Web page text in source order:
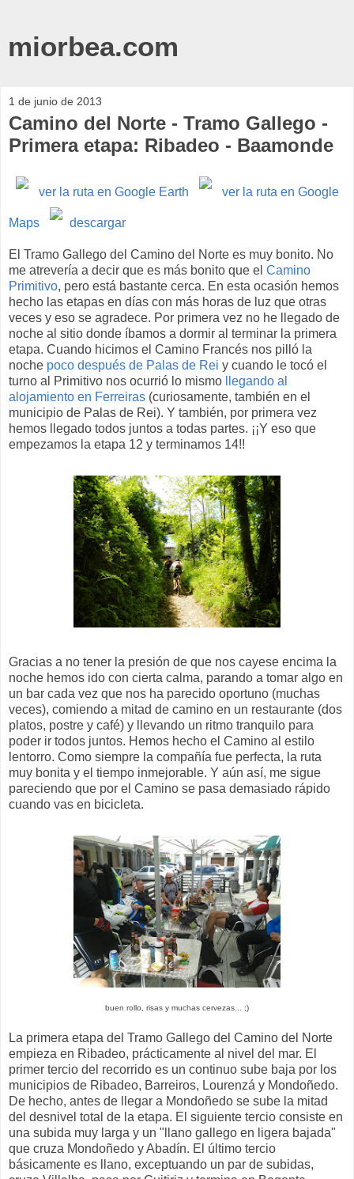
miorbea.com
1 de junio de 2013
Camino del Norte - Tramo Gallego -
Primera etapa: Ribadeo - Baamonde
ver la ruta en Google Earth ver la ruta en Google
Maps descargar
El Tramo Gallego del Camino del Norte es muy bonito. No
me atrevería a decir que es más bonito que el Camino
Primitivo, pero está bastante cerca. En esta ocasión hemos
hecho las etapas en días con más horas de luz que otras
veces y eso se agradece. Por primera vez no he llegado de
noche al sitio donde íbamos a dormir al terminar la primera
etapa. Cuando hicimos el Camino Francés nos pilló la
noche poco después de Palas de Rei y cuando le tocó el
turno al Primitivo nos ocurrió lo mismo
llegando al
alojamiento en Ferreiras (curiosamente, también en el
municipio de Palas de Rei). Y también, por primera vez
hemos llegado todos juntos a todas partes. ¡¡Y eso que
empezamos la etapa 12 y terminamos 14!!
Gracias a no tener la presión de que nos cayese encima la
noche hemos ido con cierta calma, parando a tomar algo en
un bar cada vez que nos ha parecido oportuno (muchas
veces), comiendo a mitad de camino en un restaurante (dos
platos, postre y café) y llevando un ritmo tranquilo para
poder ir todos juntos. Hemos hecho el Camino al estilo
lentorro. Como siempre la compañía fue perfecta, la ruta
muy bonita y el tiempo inmejorable. Y aún así, me sigue
pareciendo que por el Camino se pasa demasiado rápido
cuando vas en bicicleta.
buen rollo, risas y muchas cervezas... ;)
La primera etapa del Tramo Gallego del Camino del Norte
empieza en Ribadeo, prácticamente al nivel del mar. El
primer tercio del recorrido es un continuo sube baja por los
municipios de Ribadeo, Barreiros, Lourenzá y Mondoñedo.
De hecho, antes de llegar a Mondoñedo se sube la mitad
del desnivel total de la etapa. El siguiente tercio consiste en
una subida muy larga y un "llano gallego en ligera bajada"
que cruza Mondoñedo y Abadín. El último tercio
básicamente es llano, exceptuando un par de subidas,